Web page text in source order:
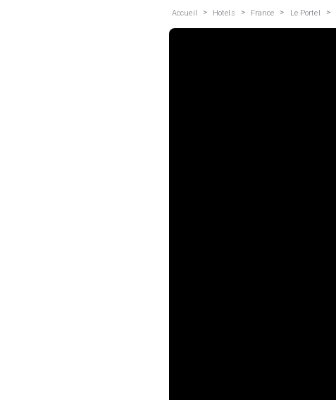
Accueil > Hotels > France > Le Portel >